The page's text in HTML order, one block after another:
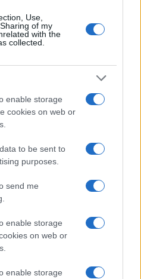
Use,
of my
with the
collected.
enable storage
cookies on web or
to be sent to
purposes.
send me
enable storage
on web or
enable storage
polizia locale di Milano: le